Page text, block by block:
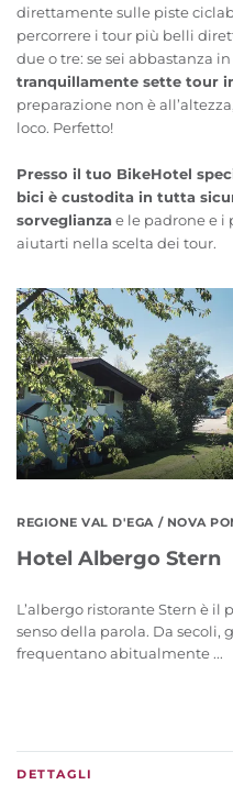
direttamente sulle piste
percorrere i tour più belli
due o tre: se sei abbastanza
tranquillamente sette tour
preparazione non è
loco. Perfetto!
Presso il tuo BikeHotel
bici è custodita in tutta
sorveglianza e le padrone e i
aiutarti nella scelta dei tour.
REGIONE VAL D'EGA / NOVA
Hotel Albergo Stern
L’albergo ristorante Stern è il
senso della parola. Da
frequentano abitualmente ...
DETTAGLI